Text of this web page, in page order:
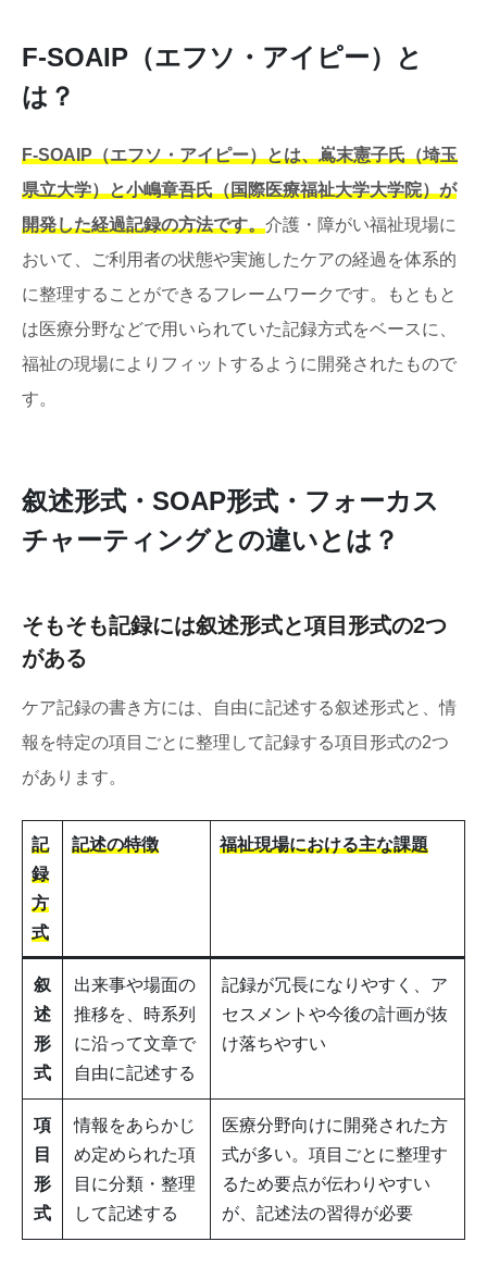
F-SOAIP（エフソ・アイピー）と
は？
F-SOAIP（エフソ・アイピー）とは、嶌末憲子氏（埼玉
県立大学）と小嶋章吾氏（国際医療福祉大学大学院）が
開発した経過記録の方法です。介護・障がい福祉現場に
おいて、ご利用者の状態や実施したケアの経過を体系的
に整理することができるフレームワークです。もともと
は医療分野などで用いられていた記録方式をベースに、
福祉の現場によりフィットするように開発されたもので
す。
叙述形式・SOAP形式・フォーカス
チャーティングとの違いとは？
そもそも記録には叙述形式と項目形式の2つ
がある
ケア記録の書き方には、自由に記述する叙述形式と、情
報を特定の項目ごとに整理して記録する項目形式の2つ
があります。
記
録
方
式
記述の特徴 福祉現場における主な課題
叙
述
形
式
出来事や場面の
推移を、時系列
に沿って文章で
自由に記述する
記録が冗長になりやすく、ア
セスメントや今後の計画が抜
け落ちやすい
項
目
形
式
情報をあらかじ
め定められた項
目に分類・整理
して記述する
医療分野向けに開発された方
式が多い。項目ごとに整理す
るため要点が伝わりやすい
が、記述法の習得が必要